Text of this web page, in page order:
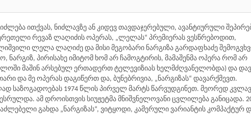
ითქვას, ნიძლავზე ან კიდევ თავდაჯერებული, ავანტიურული
რევაზ ლაღიძის ოპერას, „ლელას“ პრემიერას ვესწრებოდით,
ლელა ლაღიძე და მისი მეგობარი ნარგიზა გარდაფხაძე
ნარგიზ, პირისახე იმიტომ ხომ არ ჩამოგტირის, მამაშენმა ოპერა რომ არ
მაშინ არსებულ ერთადერთ ტელევიზიას ხელმძღვანელობდა) და
და მე ოპერას დაგიწერთ და, ბუნებრივია, „ნარგიზას“ დავარქმევთ.
საზოგადოებას 1974 წლის პირველ მარტს წარვუდგინეთ. მეორედ კვლავ
ამ დროისთვის სიუჟეტმა მნიშვნელოვანი ცვლილება განიცადა.
გახდა „ნარგიზას“, ვიტყოდი, კამერული ვარიანტის კომპაქტურ